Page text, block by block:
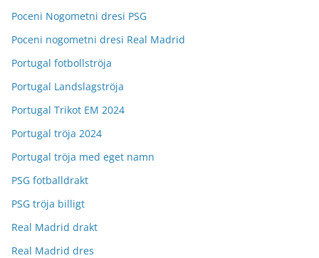
Poceni Nogometni dresi PSG
Poceni nogometni dresi Real Madrid
Portugal fotbollströja
Portugal Landslagströja
Portugal Trikot EM 2024
Portugal tröja 2024
Portugal tröja med eget namn
PSG fotballdrakt
PSG tröja billigt
Real Madrid drakt
Real Madrid dres